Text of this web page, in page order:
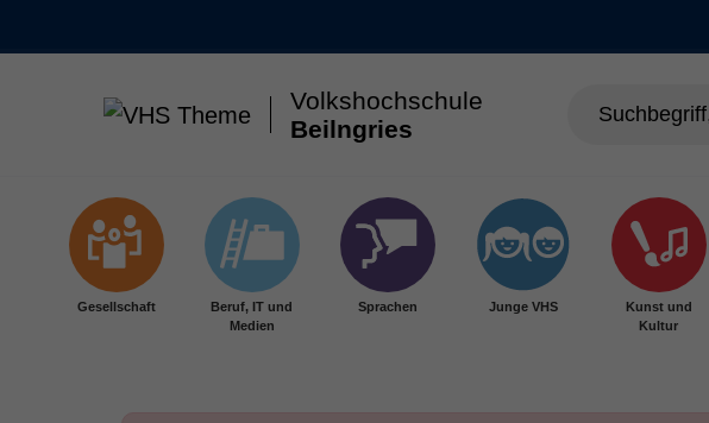
Volkshochschule
Beilngries
Gesellschaft
Beruf, IT und
Medien
Sprachen Junge VHS
Kunst und
Kultur